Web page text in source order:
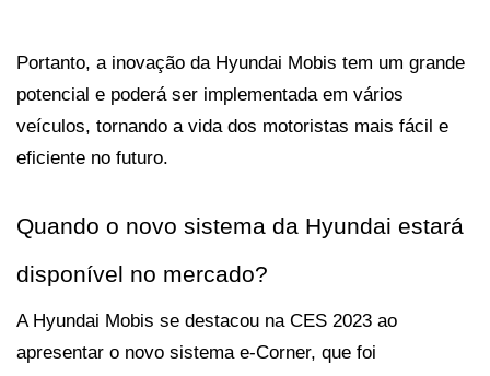
Portanto, a inovação da Hyundai Mobis tem um grande
potencial e poderá ser implementada em vários
veículos, tornando a vida dos motoristas mais fácil e
eficiente no futuro.
Quando o novo sistema da Hyundai estará
disponível no mercado?
A Hyundai Mobis se destacou na CES 2023 ao
apresentar o novo sistema e-Corner, que foi